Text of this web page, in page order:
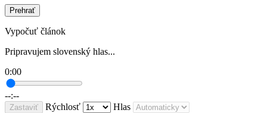
Prehrať
Vypočuť článok
Pripravujem slovenský hlas...
0:00
--:--
Zastaviť Rýchlosť Hlas